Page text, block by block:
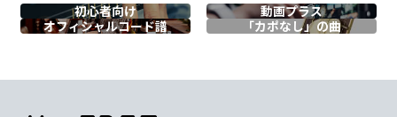
可もない 不 可もない そんな 生活に
初心者向け
動画プラス
オフィシャルコード譜 「カポなし」の曲